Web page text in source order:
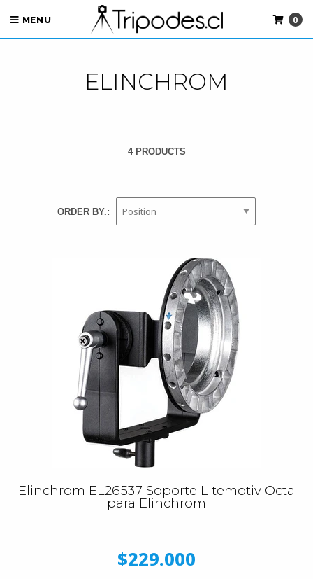
MENU 0
ELINCHROM
4 PRODUCTS
ORDER BY.:
Elinchrom EL26537 Soporte Litemotiv Octa
para Elinchrom
$229.000